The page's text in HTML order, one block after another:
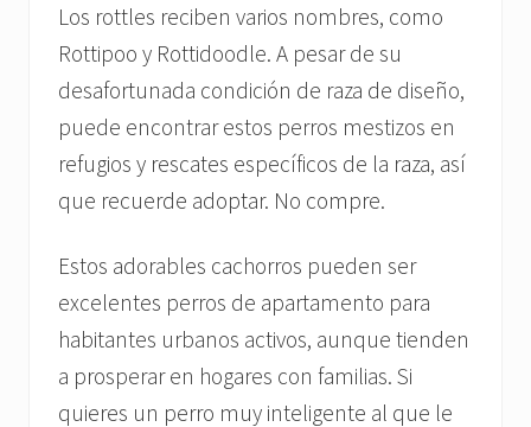
Los rottles reciben varios nombres, como
Rottipoo y Rottidoodle. A pesar de su
desafortunada condición de raza de diseño,
puede encontrar estos perros mestizos en
refugios y rescates específicos de la raza, así
que recuerde adoptar. No compre.
Estos adorables cachorros pueden ser
excelentes perros de apartamento para
habitantes urbanos activos, aunque tienden
a prosperar en hogares con familias. Si
quieres un perro muy inteligente al que le